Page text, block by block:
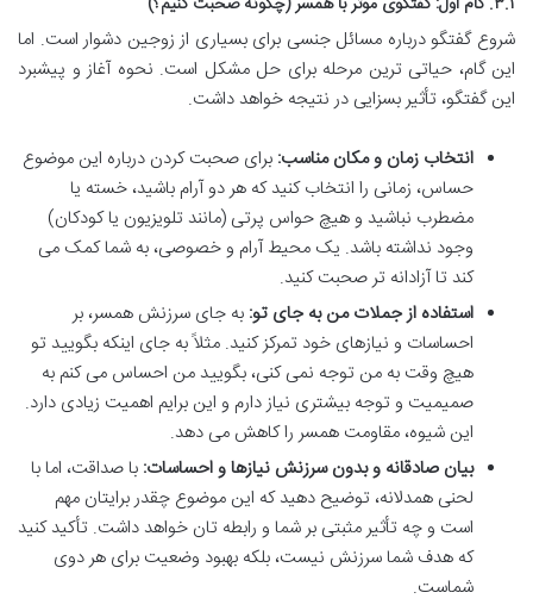
شروع گفتگو درباره مسائل جنسی برای بسیاری از زوجین دشوار است. اما
این گام، حیاتی ترین مرحله برای حل مشکل است. نحوه آغاز و پیشبرد
این گفتگو، تأثیر بسزایی در نتیجه خواهد داشت.
انتخاب زمان و مکان مناسب: برای صحبت کردن درباره این موضوع
حساس، زمانی را انتخاب کنید که هر دو آرام باشید، خسته یا
مضطرب نباشید و هیچ حواس پرتی (مانند تلویزیون یا کودکان)
وجود نداشته باشد. یک محیط آرام و خصوصی، به شما کمک می
کند تا آزادانه تر صحبت کنید.
استفاده از جملات من به جای تو: به جای سرزنش همسر، بر
احساسات و نیازهای خود تمرکز کنید. مثلاً به جای اینکه بگویید تو
هیچ وقت به من توجه نمی کنی، بگویید من احساس می کنم به
صمیمیت و توجه بیشتری نیاز دارم و این برایم اهمیت زیادی دارد.
این شیوه، مقاومت همسر را کاهش می دهد.
بیان صادقانه و بدون سرزنش نیازها و احساسات: با صداقت، اما با
لحنی همدلانه، توضیح دهید که این موضوع چقدر برایتان مهم
است و چه تأثیر مثبتی بر شما و رابطه تان خواهد داشت. تأکید کنید
که هدف شما سرزنش نیست، بلکه بهبود وضعیت برای هر دوی
شماست.